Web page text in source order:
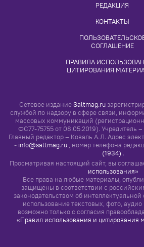
РЕДАКЦИЯ
КОНТАКТЫ
СОГЛАШЕНИЕ
ПРАВИЛА
ЦИТИРОВАНИЯ
Сетевое издание Saltmag.ru
службой по надзору в сфере связи,
массовых коммуникаций
ФС77-75755 от 08.05.2019). Учредитель
Главный редактор – Коваль А.Л. Адрес
- info@saltmag.ru, номер телефона
(1934) .
Просматривая настоящий сайт, вы
использования»
Все права на любые материалы,
защищены в соответствии с
законодательством об
использование текстовых, фото,
возможно только с согласия
«Правил использования и цитирования